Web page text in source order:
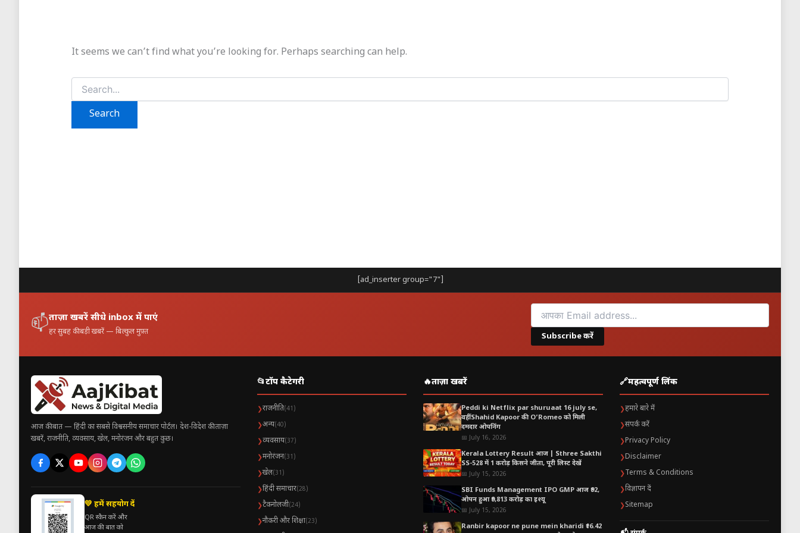
It seems we can’t find what you’re looking for. Perhaps searching can help.
Search
for:
[ad_inserter group="7"]
📫ताज़ा खबरें सीधे inbox में पाएं
हर सुबह की बड़ी खबरें — बिल्कुल मुफ़्त Subscribe करें
आज की बात — हिंदी का सबसे विश्वसनीय समाचार पोर्टल। देश-विदेश की ताज़ा
खबरें, राजनीति, व्यवसाय, खेल, मनोरंजन और बहुत कुछ।
💛 हमें सहयोग दें
QR स्कैन करें और
आज की बात को
📂टॉप कैटेगरी
❯राजनीति(41)
❯अन्य(40)
❯व्यवसाय(37)
❯मनोरंजन(31)
❯खेल(31)
❯हिंदी समाचार(28)
❯टैकनोलजी(24)
❯नौकरी और शिक्षा(23)
🔥ताज़ा खबरें
Peddi ki Netflix par shuruaat 16 july se,
वहीं Shahid Kapoor की O’Romeo को मिली
दमदार ओपनिंग
📅 July 16, 2026
Kerala Lottery Result आज | Sthree Sakthi
SS-528 में 1 करोड़ किसने जीता, पूरी लिस्ट देखें
📅 July 15, 2026
SBI Funds Management IPO GMP आज ₹92,
ओपन हुआ ₹9,813 करोड़ का इश्यू
📅 July 15, 2026
Ranbir kapoor ne pune mein kharidi ₹16.42
🔗महत्वपूर्ण लिंक
❯हमारे बारे में
❯संपर्क करें
❯Privacy Policy
❯Disclaimer
❯Terms & Conditions
❯विज्ञापन दें
❯Sitemap